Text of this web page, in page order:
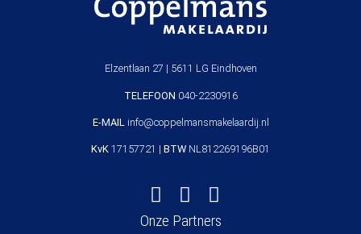
Elzentlaan 27 | 5611 LG Eindhoven
TELEFOON 040-2230916
E-MAIL info@coppelmansmakelaardij.nl
KvK 17157721 | BTW NL812269196B01
Onze Partners